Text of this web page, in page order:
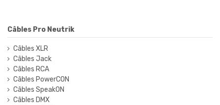
Câbles Pro Neutrik
Câbles XLR
Câbles Jack
Câbles RCA
Câbles PowerCON
Câbles SpeakON
Câbles DMX